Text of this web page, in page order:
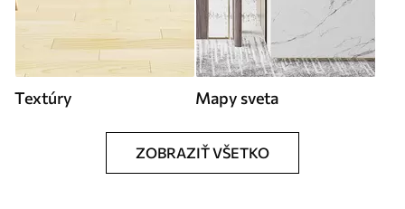
Textúry Mapy sveta
ZOBRAZIŤ VŠETKO